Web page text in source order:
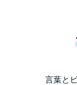
言葉と